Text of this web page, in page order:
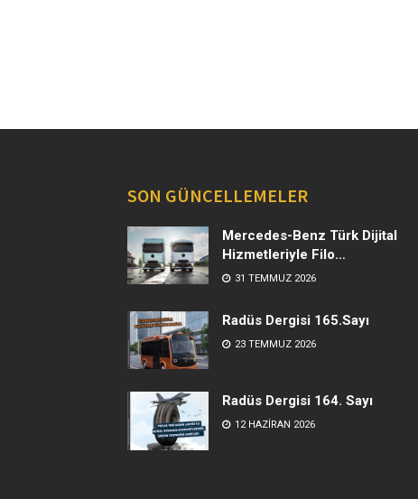
SON GÜNCELLEMELER
Mercedes-Benz Türk Dijital
Hizmetleriyle Filo
Yönetiminde Yeni Dönem
31 TEMMUZ 2026
Radüs Dergisi 165.Sayı
23 TEMMUZ 2026
Radüs Dergisi 164. Sayı
12 HAZIRAN 2026